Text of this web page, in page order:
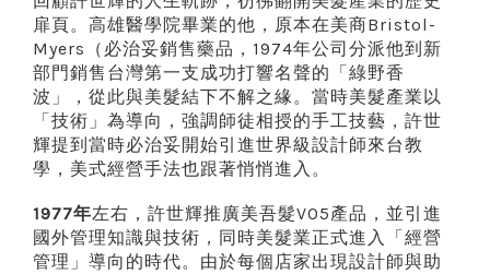
扉頁。高雄醫學院畢業的他，原本在美商Bristol-
Myers（必治妥銷售藥品，1974年公司分派他到新
部門銷售台灣第一支成功打響名聲的「綠野香
波」，從此與美髮結下不解之緣。當時美髮產業以
「技術」為導向，強調師徒相授的手工技藝，許世
輝提到當時必治妥開始引進世界級設計師來台教
學，美式經營手法也跟著悄悄進入。
1977年左右，許世輝推廣美吾髮VO5產品，並引進
國外管理知識與技術，同時美髮業正式進入「經營
管理」導向的時代。 由於每個店家出現設計師與助